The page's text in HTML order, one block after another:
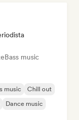
Bass music
music
Chill out
Dance music